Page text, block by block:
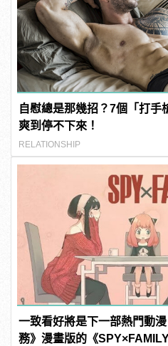
自慰總是那幾招？7個「打手
爽到停不下來！
RELATIONSHIP
一致看好將是下一部熱門動
務》漫畫版的《